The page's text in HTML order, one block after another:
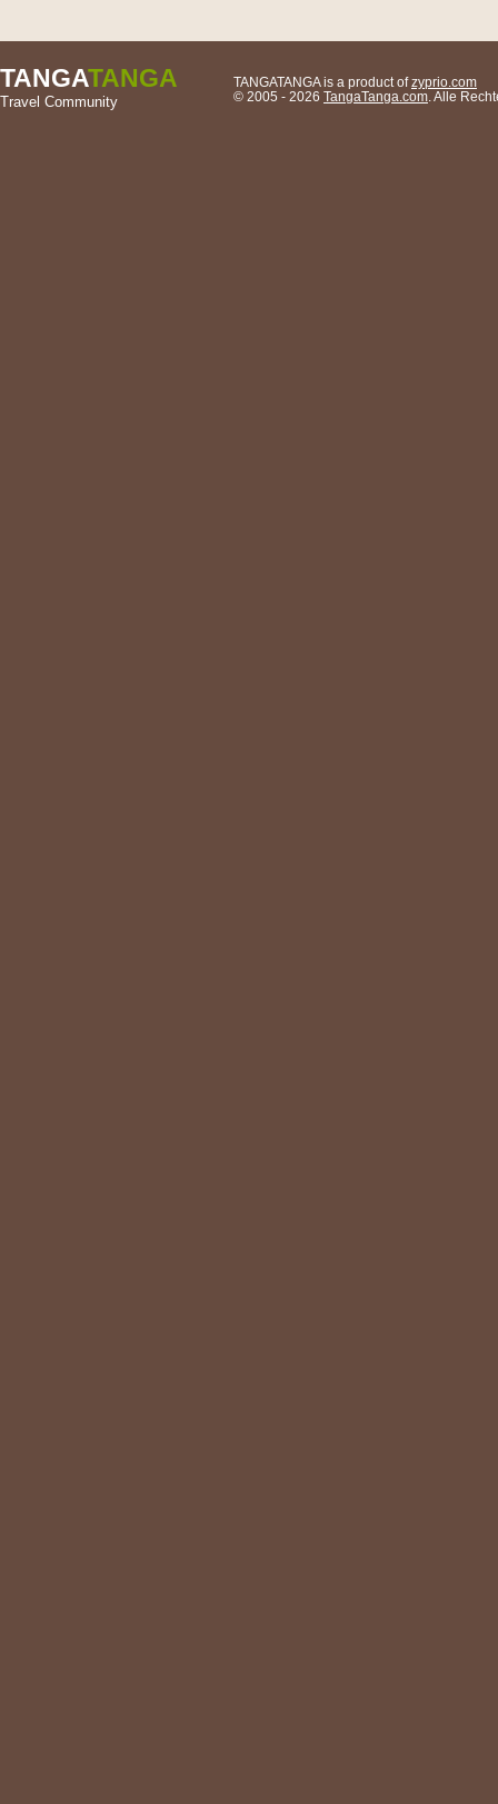
TANGATANGA
Travel Community
TANGATANGA is a product ofzyprio.com
© 2005 - 2026 TangaTanga.com . Alle